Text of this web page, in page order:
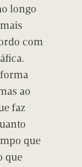
longo
com
ao
faz
que
que